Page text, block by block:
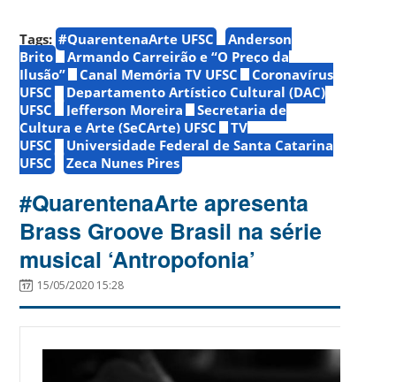
Tags: #QuarentenaArte UFSC
Anderson
Brito
Armando Carreirão e “O Preço da
Ilusão”
Canal Memória TV UFSC
Coronavírus
UFSC
Departamento Artístico Cultural (DAC)
UFSC
Jefferson Moreira
Secretaria de
Cultura e Arte (SeCArte) UFSC
TV
UFSC
Universidade Federal de Santa Catarina
UFSC
Zeca Nunes Pires
#QuarentenaArte apresenta
Brass Groove Brasil na série
musical ‘Antropofonia’
15/05/2020 15:28